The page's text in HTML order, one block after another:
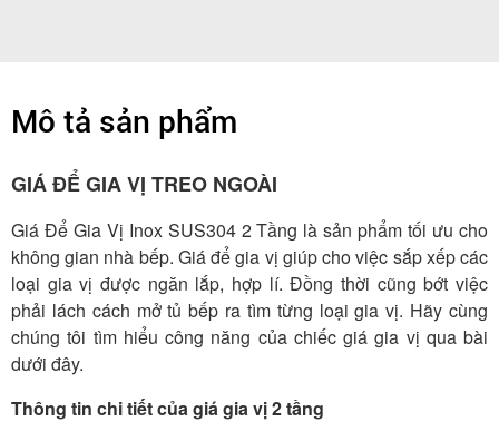
Mô tả sản phẩm
GIÁ ĐỂ GIA VỊ TREO NGOÀI
Giá Để Gia Vị Inox SUS304 2 Tầng là sản phẩm tối ưu cho
không gian nhà bếp. Giá để gia vị giúp cho việc sắp xếp các
loại gia vị được ngăn lắp, hợp lí. Đồng thời cũng bớt việc
phải lách cách mở tủ bếp ra tìm từng loại gia vị. Hãy cùng
chúng tôi tìm hiểu công năng của chiếc giá gia vị qua bài
dưới đây.
Thông tin chi tiết của giá gia vị 2 tầng